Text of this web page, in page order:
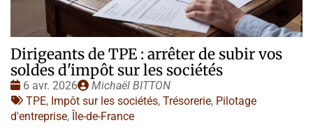
Dirigeants de TPE : arrêter de subir vos
soldes d'impôt sur les sociétés
Date
:
6 avr. 2026
Publié
par
Michaël BITTON
Tags
:
TPE, Impôt sur les sociétés, Trésorerie, Pilotage
d'entreprise, Île-de-France